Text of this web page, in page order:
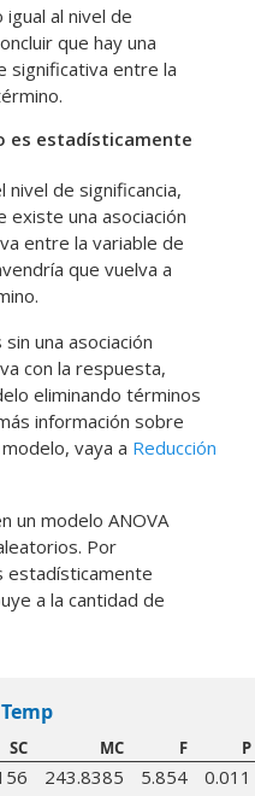
al nivel de
que hay una
significativa entre la
es estadísticamente
nivel de significancia,
existe una asociación
entre la variable de
que vuelva a
una asociación
con la respuesta,
eliminando términos
información sobre
vaya a Reducción
un modelo ANOVA
Por
estadísticamente
a la cantidad de
SC MC F P
243.8385 5.854
0.011